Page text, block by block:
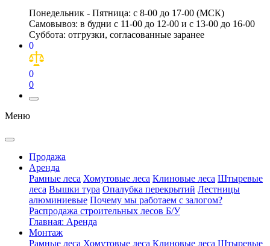
Понедельник - Пятница: с 8-00 до 17-00 (МСК)
Самовывоз: в будни с 11-00 до 12-00 и с 13-00 до 16-00
Суббота: отгрузки, согласованные заранее
0
0
0
Меню
Продажа
Аренда
Рамные леса Хомутовые леса Клиновые леса Штыревые
леса Вышки тура Опалубка перекрытий Лестницы
алюминиевые Почему мы работаем с залогом?
Распродажа строительных лесов Б/У
Главная: Аренда
Монтаж
Рамные леса Хомутовые леса Клиновые леса Штыревые